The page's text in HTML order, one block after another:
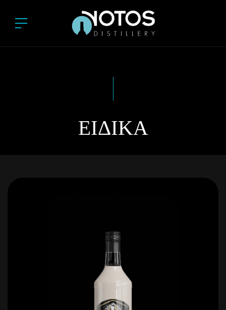
ΕΙΔΙΚΆ